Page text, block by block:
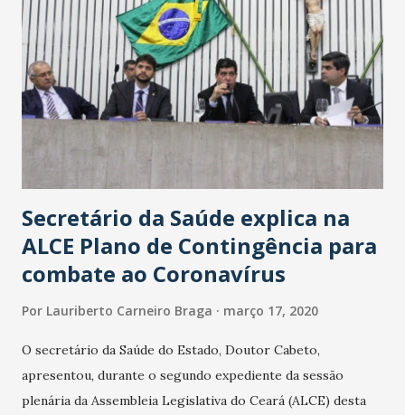
Secretário da Saúde explica na
ALCE Plano de Contingência para
combate ao Coronavírus
Por Lauriberto Carneiro Braga março 17, 2020
O secretário da Saúde do Estado, Doutor Cabeto,
apresentou, durante o segundo expediente da sessão
plenária da Assembleia Legislativa do Ceará (ALCE) desta